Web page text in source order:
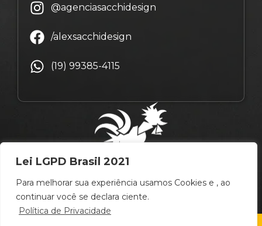
Lei LGPD Brasil 2021
Para melhorar sua experiência usamos Cookies e , ao
continuar você se declara ciente.
Política de Privacidade
@agenciasacchidesign
/alexsacchidesign
(19) 99385-4115